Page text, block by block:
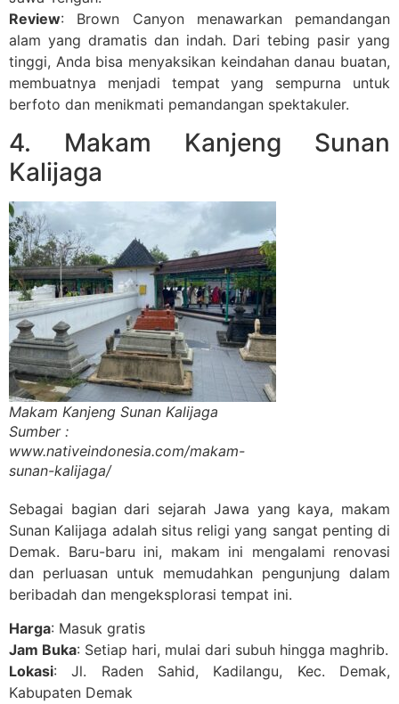
Review: Brown Canyon menawarkan pemandangan
alam yang dramatis dan indah. Dari tebing pasir yang
tinggi, Anda bisa menyaksikan keindahan danau buatan,
membuatnya menjadi tempat yang sempurna untuk
berfoto dan menikmati pemandangan spektakuler.
4. Makam Kanjeng Sunan
Kalijaga
Makam Kanjeng Sunan Kalijaga
Sumber :
www.nativeindonesia.com/makam-
sunan-kalijaga/
Sebagai bagian dari sejarah Jawa yang kaya, makam
Sunan Kalijaga adalah situs religi yang sangat penting di
Demak. Baru-baru ini, makam ini mengalami renovasi
dan perluasan untuk memudahkan pengunjung dalam
beribadah dan mengeksplorasi tempat ini.
Harga: Masuk gratis
Jam Buka: Setiap hari, mulai dari subuh hingga maghrib.
Lokasi: Jl. Raden Sahid, Kadilangu, Kec. Demak,
Kabupaten Demak